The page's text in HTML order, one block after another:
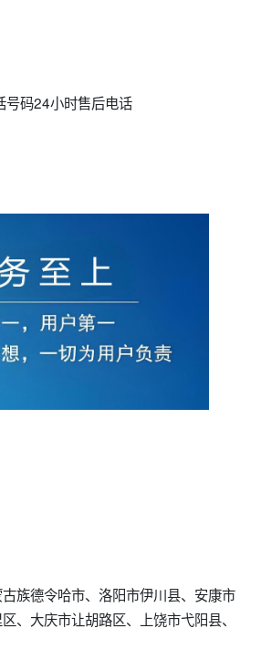
号码24小时售后电话
族德令哈市、洛阳市伊川县、安康市
、大庆市让胡路区、上饶市弋阳县、